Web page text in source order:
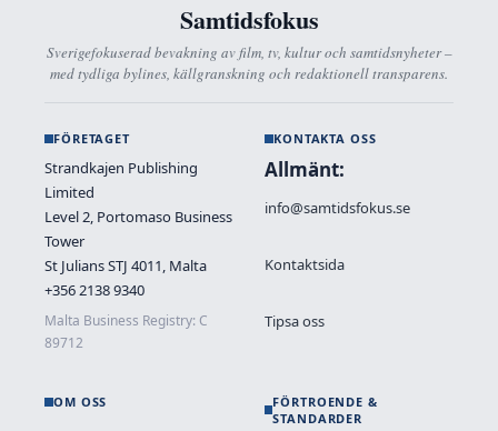
Samtidsfokus
Sverigefokuserad bevakning av film, tv, kultur och samtidsnyheter –
med tydliga bylines, källgranskning och redaktionell transparens.
FÖRETAGET
Strandkajen Publishing
Limited
Level 2, Portomaso Business
Tower
St Julians STJ 4011, Malta
+356 2138 9340
Malta Business Registry: C
89712
KONTAKTA OSS
Allmänt:
info@samtidsfokus.se
Kontaktsida
Tipsa oss
OM OSS
FÖRTROENDE &
STANDARDER